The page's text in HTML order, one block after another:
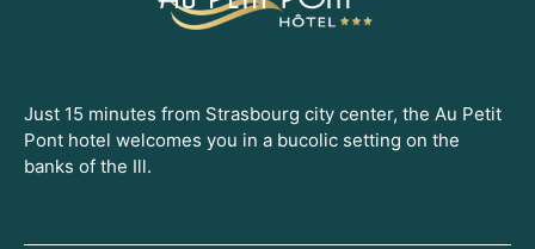
Just 15 minutes from Strasbourg city center, the Au Petit
Pont hotel welcomes you in a bucolic setting on the
banks of the Ill.